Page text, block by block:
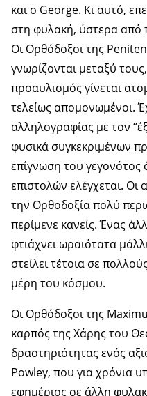
και ο George. Κι αυτό,
στη φυλακή, ύστερα από
Οι Ορθόδοξοι της
γνωρίζονται μεταξύ
προαυλισμός γίνεται
τελείως απομονωμένοι.
αλληλογραφίας με τον
φυσικά συγκεκριμένων
επίγνωση του γεγονότος
επιστολών ελέγχεται. Οι
την Ορθοδοξία πολύ
περίμενε κανείς. Ένας
φτιάχνει ωραιότατα
στείλει τέτοια σε
μέρη του κόσμου.
Οι Ορθόδοξοι της
καρπός της Χάρης του
δραστηριότητας ενός
Powley, που για χρόνια
εφημέριος σε άλλη